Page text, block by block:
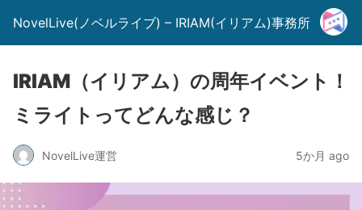
NovelLive(ノベルライブ) – IRIAM(イリアム)事務所
IRIAM（イリアム）の周年イベント！
ミライトってどんな感じ？
NovelLive運営 5か月 ago